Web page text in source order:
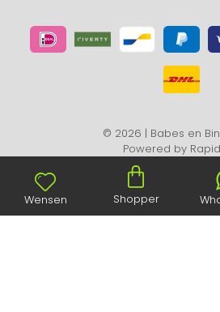
© 2026 | Babes en
Powered by
Wensen Shopper